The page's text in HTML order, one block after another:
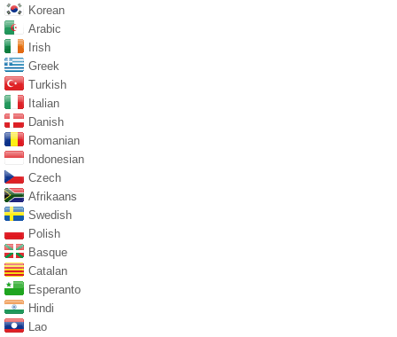
Korean
Arabic
Irish
Greek
Turkish
Italian
Danish
Romanian
Indonesian
Czech
Afrikaans
Swedish
Polish
Basque
Catalan
Esperanto
Hindi
Lao